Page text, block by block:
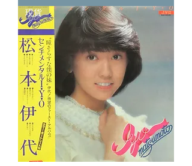
現貨